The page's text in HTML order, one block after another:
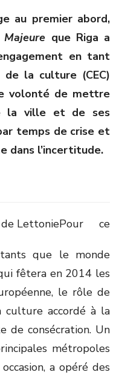
au premier abord,
Majeure que Riga a
en tant
de la culture (CEC)
volonté de mettre
la ville et de ses
temps de crise et
dans l’incertitude.
Pour ce
que le monde
fêtera en 2014 les
le rôle de
culture accordé à la
de consécration. Un
métropoles
a opéré des